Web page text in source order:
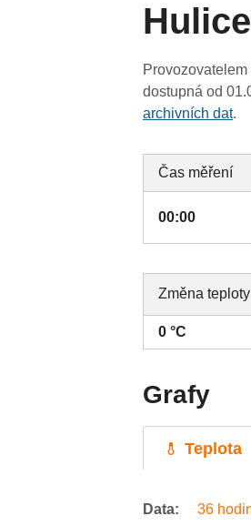
Hulice
dostupná od
archivních dat.
Čas měření
00:00
Změna
0 °C
Grafy
Teplota
Data: 36